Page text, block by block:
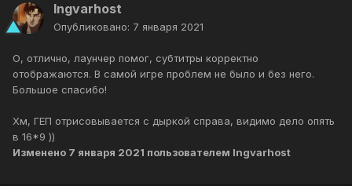
Ingvarhost
Опубликовано: 7 января 2021
О, отлично, лаунчер помог, субтитры корректно
отображаются. В самой игре проблем не было и без него.
Большое спасибо!
Хм, ГЕП отрисовывается с дыркой справа, видимо дело опять
в 16*9 ))
Изменено 7 января 2021 пользователем Ingvarhost